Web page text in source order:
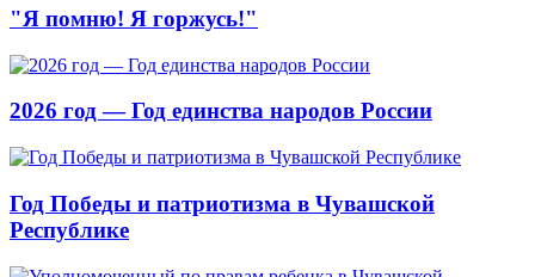
"Я помню! Я горжусь!"
2026 год — Год единства народов России
Год Победы и патриотизма в Чувашской
Республике